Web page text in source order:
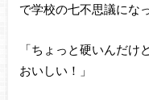
で学校の七不思議にな
「ちょっと硬いんだけ
おいしい！」